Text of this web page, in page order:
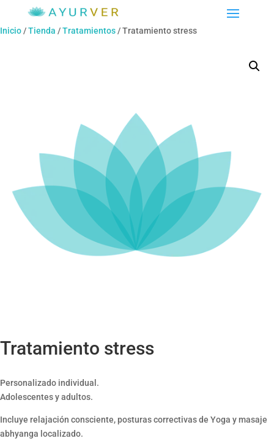
Inicio/Tienda /Tratamientos/ Tratamiento stress
Tratamiento stress
Personalizado individual.
Adolescentes y adultos.
Incluye relajación consciente, posturas correctivas de Yoga y masaje
abhyanga localizado.